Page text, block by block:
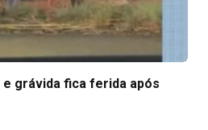
grávida fica ferida após